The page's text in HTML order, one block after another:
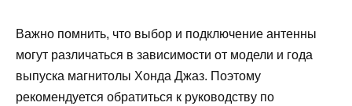
Важно помнить, что выбор и подключение антенны
могут различаться в зависимости от модели и года
выпуска магнитолы Хонда Джаз. Поэтому
рекомендуется обратиться к руководству по